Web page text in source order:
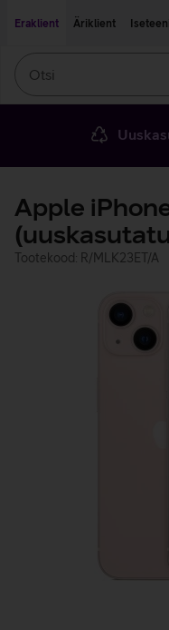
Eraklient
Äriklient
Apple
Tootekood: R/MLK23ET/A